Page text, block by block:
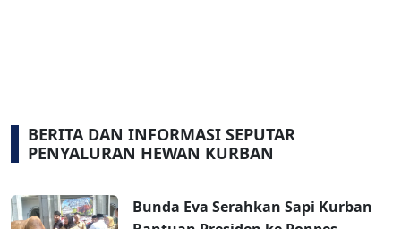
BERITA DAN INFORMASI SEPUTAR
PENYALURAN HEWAN KURBAN
Bunda Eva Serahkan Sapi Kurban